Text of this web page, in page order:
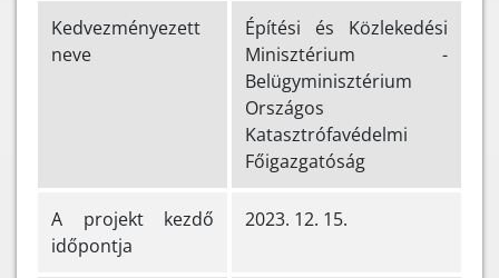
Kedvezményezett
neve
Építési és Közlekedési
Minisztérium -
Belügyminisztérium
Országos
Katasztrófavédelmi
Főigazgatóság
A projekt kezdő
időpontja
2023. 12. 15.